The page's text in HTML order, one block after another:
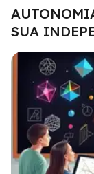
SUA